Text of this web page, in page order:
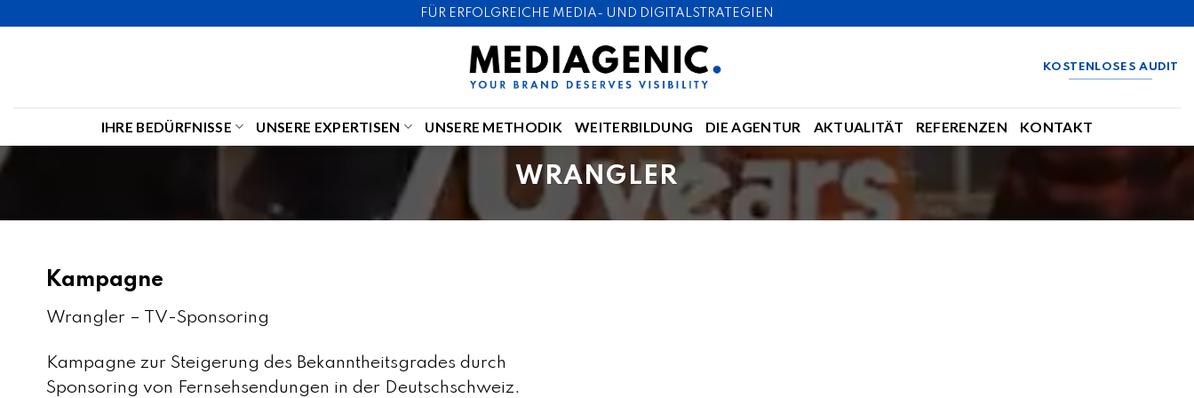
FÜR ERFOLGREICHE MEDIA- UND DIGITALSTRATEGIEN
KOSTENLOSES AUDIT
IHRE BEDÜRFNISSE UNSERE EXPERTISEN UNSERE METHODIK WEITERBILDUNG DIE AGENTUR AKTUALITÄT REFERENZEN KONTAKT
WRANGLER
Kampagne
Wrangler – TV-Sponsoring
Kampagne zur Steigerung des Bekanntheitsgrades durch
Sponsoring von Fernsehsendungen in der Deutschschweiz.